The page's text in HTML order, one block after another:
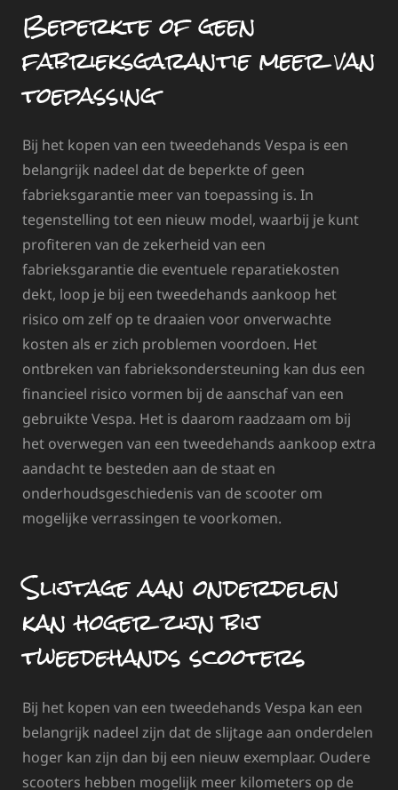
Beperkte of geen
fabrieksgarantie meer van
toepassing
Bij het kopen van een tweedehands Vespa is een
belangrijk nadeel dat de beperkte of geen
fabrieksgarantie meer van toepassing is. In
tegenstelling tot een nieuw model, waarbij je kunt
profiteren van de zekerheid van een
fabrieksgarantie die eventuele reparatiekosten
dekt, loop je bij een tweedehands aankoop het
risico om zelf op te draaien voor onverwachte
kosten als er zich problemen voordoen. Het
ontbreken van fabrieksondersteuning kan dus een
financieel risico vormen bij de aanschaf van een
gebruikte Vespa. Het is daarom raadzaam om bij
het overwegen van een tweedehands aankoop extra
aandacht te besteden aan de staat en
onderhoudsgeschiedenis van de scooter om
mogelijke verrassingen te voorkomen.
Slijtage aan onderdelen
kan hoger zijn bij
tweedehands scooters
Bij het kopen van een tweedehands Vespa kan een
belangrijk nadeel zijn dat de slijtage aan onderdelen
hoger kan zijn dan bij een nieuw exemplaar. Oudere
scooters hebben mogelijk meer kilometers op de